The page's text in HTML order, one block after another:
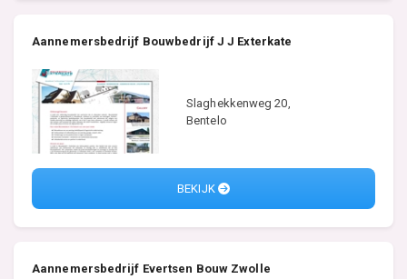
Aannemersbedrijf Bouwbedrijf J J Exterkate
Slaghekkenweg 20,
Bentelo
BEKIJK
Aannemersbedrijf Evertsen Bouw Zwolle